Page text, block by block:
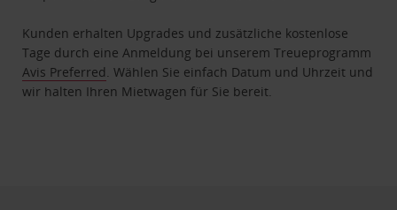
Kunden erhalten Upgrades und zusätzliche kostenlose
Tage durch eine Anmeldung bei unserem Treueprogramm
Avis Preferred . Wählen Sie einfach Datum und Uhrzeit und
wir halten Ihren Mietwagen für Sie bereit.